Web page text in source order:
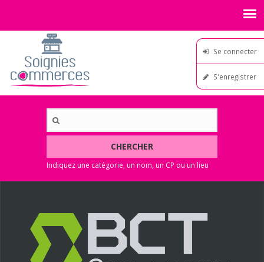
Se connecter
S'enregistrer
CHERCHER